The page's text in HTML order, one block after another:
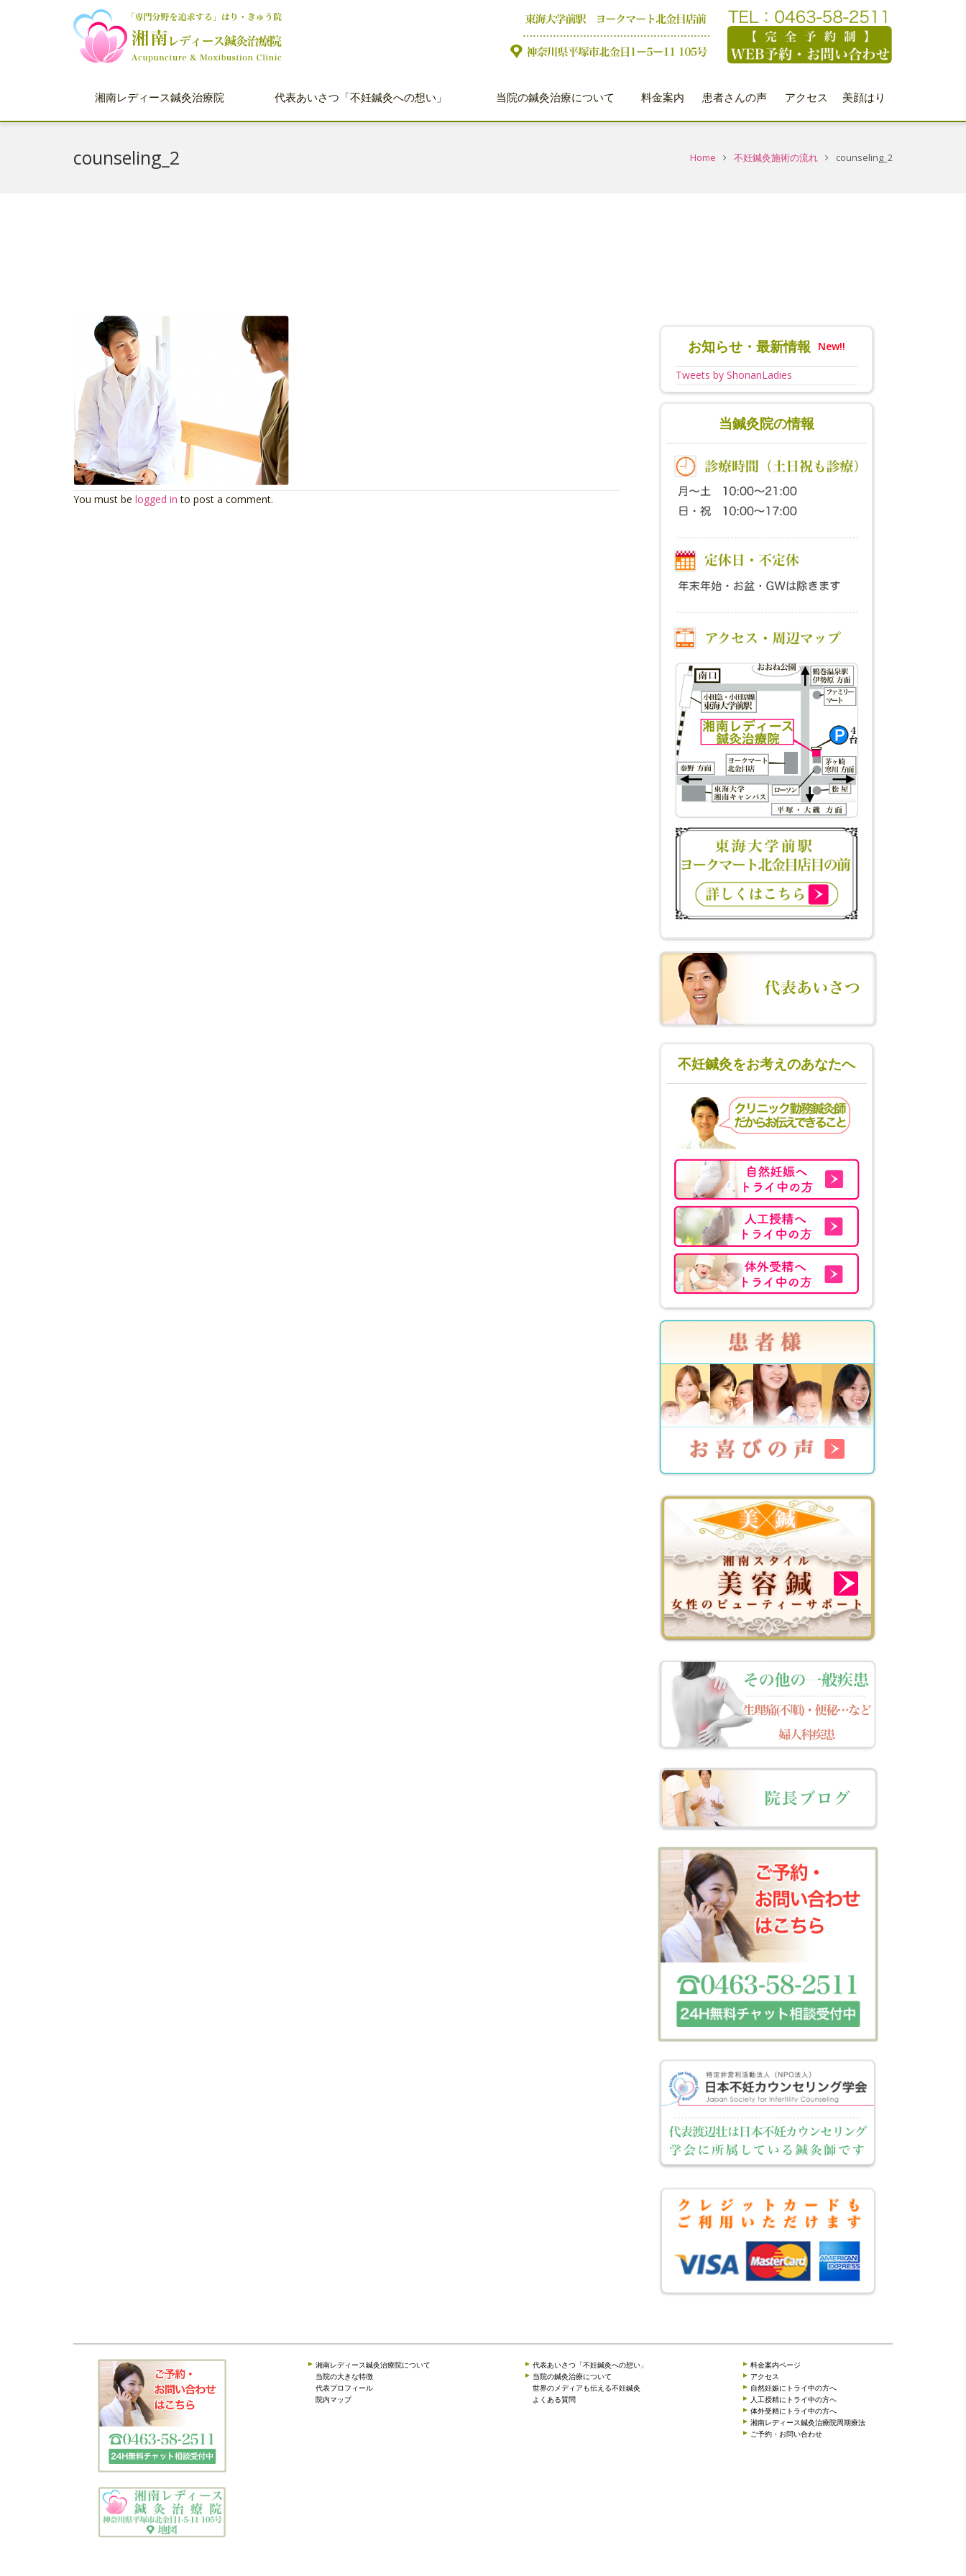
湘南レディース鍼灸治療院 代表あいさつ「不妊鍼灸への想い」 当院の鍼灸治療について 料金案内 患者さんの声 アクセス 美顔はり
counseling_2 Home 不妊鍼灸施術の流れ counseling_2
You must be logged in to post a comment.
お知らせ・最新情報 New!!
Tweets by ShonanLadies
当鍼灸院の情報
不妊鍼灸をお考えのあなたへ
湘南レディース鍼灸治療院について
当院の大きな特徴
代表プロフィール
院内マップ
代表あいさつ「不妊鍼灸への想い」
当院の鍼灸治療について
世界のメディアも伝える不妊鍼灸
よくある質問
料金案内ページ
アクセス
自然妊娠にトライ中の方へ
人工授精にトライ中の方へ
体外受精にトライ中の方へ
湘南レディース鍼灸治療院周期療法
ご予約・お問い合わせ